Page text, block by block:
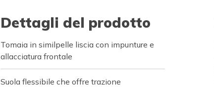
Dettagli del prodotto
Tomaia in similpelle liscia con impunture e
allacciatura frontale
Suola flessibile che offre trazione